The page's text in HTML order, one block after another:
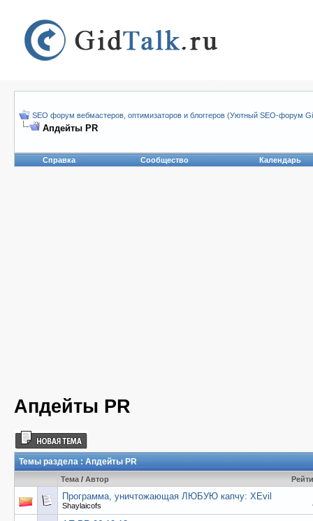
SEO форум вебмастеров, оптимизаторов и блоггеров (Уютный SEO-форум
Апдейты PR
Справка Сообщество Календарь
Апдейты PR
Темы раздела : Апдейты PR
Тема / Автор
Программа, уничтожающая ЛЮБУЮ капчу: XEvil
Shaylaicofs